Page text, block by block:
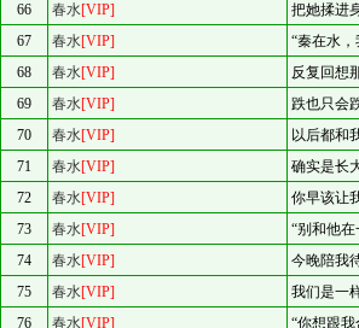
66
春水[VIP]
把她揉进
67
春水[VIP]
“秦在水
68
春水[VIP]
反复回想
69
春水[VIP]
跌也只会
70
春水[VIP]
以后都和
71
春水[VIP]
确实是长
72
春水[VIP]
你早该让
73
春水[VIP]
“别和他在
74
春水[VIP]
今晚陪我
75
春水[VIP]
我们是一
76
春水[VIP]
“你想跟我